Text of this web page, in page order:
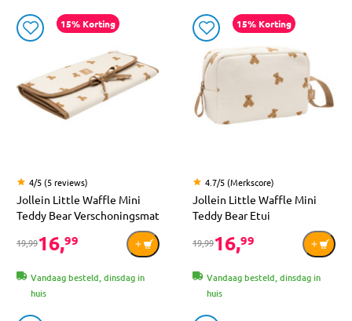
15% Korting
4/5 (5 reviews)
Jollein Little Waffle Mini
Teddy Bear Verschoningsmat
19,9916,99
Vandaag besteld, dinsdag in
huis
15% Korting
4.7/5 (Merkscore)
Jollein Little Waffle Mini
Teddy Bear Etui
19,9916,99
Vandaag besteld, dinsdag in
huis